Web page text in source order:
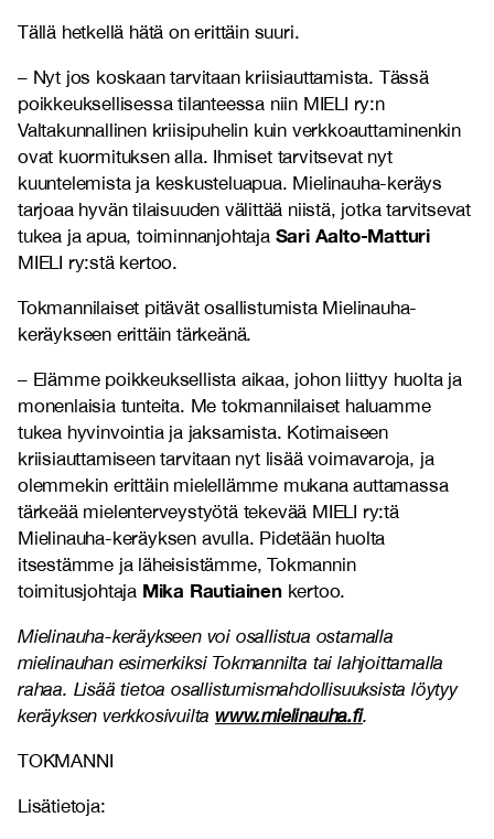
Tällä hetkellä hätä on erittäin suuri.
– Nyt jos koskaan tarvitaan kriisiauttamista. Tässä
poikkeuksellisessa tilanteessa niin MIELI ry:n
Valtakunnallinen kriisipuhelin kuin verkkoauttaminenkin
ovat kuormituksen alla. Ihmiset tarvitsevat nyt
kuuntelemista ja keskusteluapua. Mielinauha-keräys
tarjoaa hyvän tilaisuuden välittää niistä, jotka tarvitsevat
tukea ja apua, toiminnanjohtaja Sari Aalto-Matturi
MIELI ry:stä kertoo.
Tokmannilaiset pitävät osallistumista Mielinauha-
keräykseen erittäin tärkeänä.
– Elämme poikkeuksellista aikaa, johon liittyy huolta ja
monenlaisia tunteita. Me tokmannilaiset haluamme
tukea hyvinvointia ja jaksamista. Kotimaiseen
kriisiauttamiseen tarvitaan nyt lisää voimavaroja, ja
olemmekin erittäin mielellämme mukana auttamassa
tärkeää mielenterveystyötä tekevää MIELI ry:tä
Mielinauha-keräyksen avulla. Pidetään huolta
itsestämme ja läheisistämme, Tokmannin
toimitusjohtaja Mika Rautiainenkertoo.
Mielinauha-keräykseen voi osallistua ostamalla
mielinauhan esimerkiksi Tokmannilta tai lahjoittamalla
rahaa. Lisää tietoa osallistumismahdollisuuksista löytyy
keräyksen verkkosivuiltawww.mielinauha.fi.
TOKMANNI
Lisätietoja: